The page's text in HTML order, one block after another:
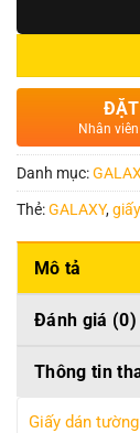
ĐẶT
Nhân
Danh mục:
Thẻ:GALAXY,
Mô tả
Đánh giá (0)
Thông tin
Giấy dán